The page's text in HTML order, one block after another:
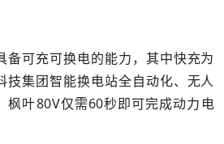
备可充可换电的能力，其中快充为
技集团智能换电站全自动化、无人
枫叶80V仅需60秒即可完成动力电